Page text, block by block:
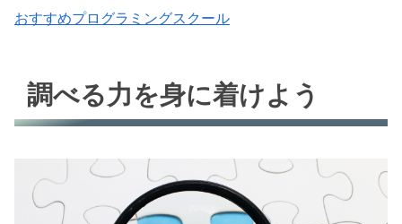
おすすめプログラミングスクール
調べる力を身に着けよう